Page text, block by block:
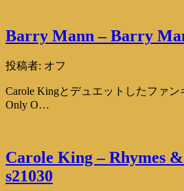
Barry Mann – Barry
投稿者: オフ
Carole Kingとデュエットしたファン
Only O…
Carole King – Rhymes &
s21030